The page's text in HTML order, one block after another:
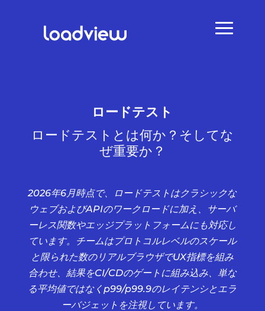
ロードテスト
ロードテストとは何か？そしてな
ぜ重要か？
2026年6月時点で、ロードテストはクラシックな
ウェブおよびAPIのワークロードに加え、サーバ
ーレス関数やエッジプラットフォームにも対応し
ています。チームはプロトコルレベルのスケール
と限られた数のリアルブラウザでUX指標を組み
合わせ、結果をCI/CDのゲートに組み込み、単な
る平均値ではなくp99/p99.9のレイテンシとエラ
ーバジェットを注視しています。